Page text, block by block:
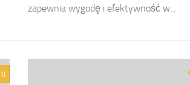
zapewnia wygodę i efektywność w...
0